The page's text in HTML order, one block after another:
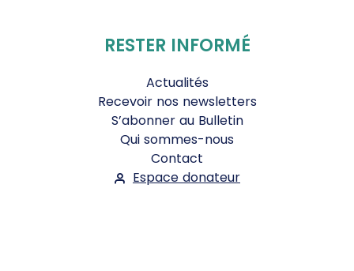
RESTER INFORMÉ
Actualités
Recevoir nos newsletters
S’abonner au Bulletin
Qui sommes-nous
Contact
Espace donateur